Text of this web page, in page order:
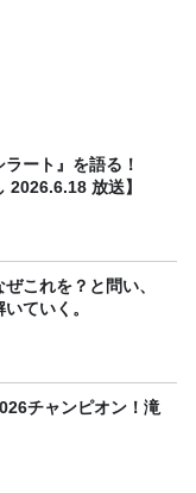
ラート』を語る！
2026.6.18 放送】
ぜこれを？と問い、
ていく。
チャンピオン！滝